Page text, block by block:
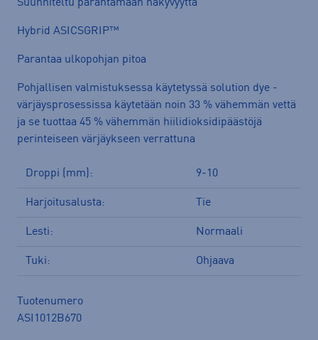
Suunniteltu parantamaan näkyvyyttä
Hybrid ASICSGRIP™
Parantaa ulkopohjan pitoa
Pohjallisen valmistuksessa käytetyssä solution dye -
värjäysprosessissa käytetään noin 33 % vähemmän vettä
ja se tuottaa 45 % vähemmän hiilidioksidipäästöjä
perinteiseen värjäykseen verrattuna
Droppi (mm): 9-10
Harjoitusalusta: Tie
Lesti: Normaali
Tuki: Ohjaava
Tuotenumero
ASI1012B670